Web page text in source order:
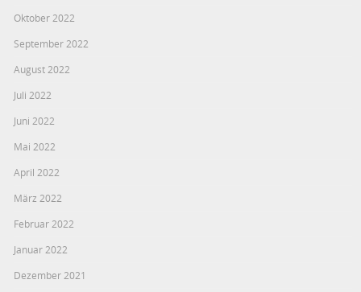
Oktober 2022
September 2022
August 2022
Juli 2022
Juni 2022
Mai 2022
April 2022
März 2022
Februar 2022
Januar 2022
Dezember 2021